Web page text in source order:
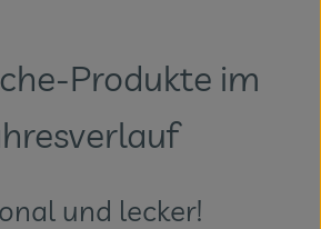
Produkte im
und lecker!